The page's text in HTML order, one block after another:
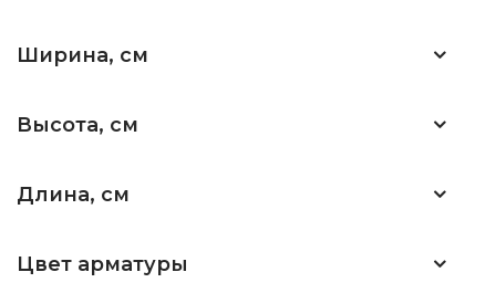
Ширина, см
Высота, см
Длина, см
Цвет арматуры